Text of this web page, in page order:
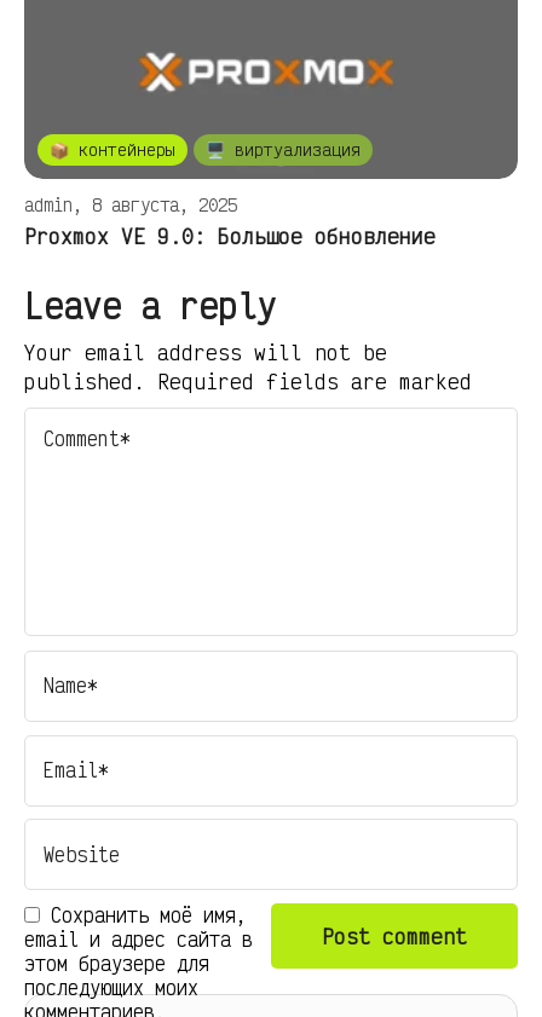
📦 контейнеры 🖥️ виртуализация
admin, 8 августа, 2025
Proxmox VE 9.0: Большое обновление
Leave a reply
Your email address will not be
published. Required fields are marked
Сохранить моё имя,
email и адрес сайта в
этом браузере для
последующих моих
комментариев.